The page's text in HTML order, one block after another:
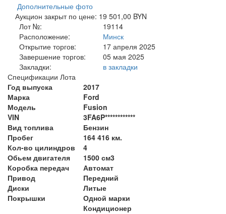
Дополнительные фото
Аукцион закрыт по цене: 19 501,00 BYN
Лот №:
19114
Расположение:
Минск
Открытие торгов:
17 апреля 2025
Завершение торгов:
05 мая 2025
Закладки:
в закладки
Спецификации Лота
Год выпуска
2017
Марка
Ford
Модель
Fusion
VIN
3FA6P************
Вид топлива
Бензин
Пробег
164 416 км.
Кол-во цилиндров
4
Обьем двигателя
1500 см3
Коробка передач
Автомат
Привод
Передний
Диски
Литые
Покрышки
Одной марки
Кондиционер